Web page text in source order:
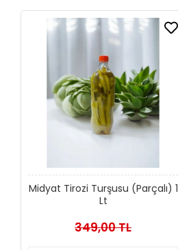
Midyat Tirozi Turşusu (Parçalı) 1
Lt
349,00 TL